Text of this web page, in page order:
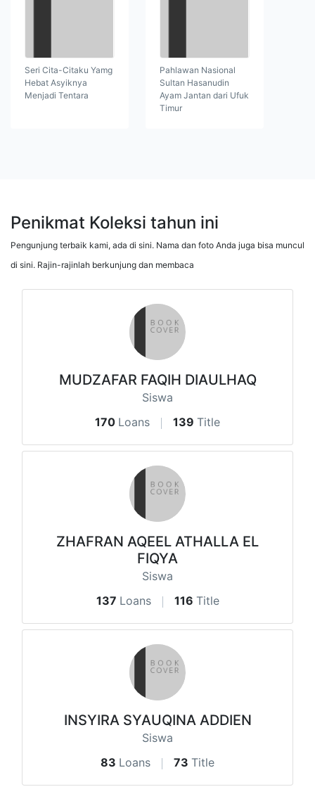
Seri Cita-Citaku Yamg
Hebat Asyiknya
Menjadi Tentara
Pahlawan Nasional
Sultan Hasanudin
Ayam Jantan dari Ufuk
Timur
Penikmat Koleksi tahun ini
Pengunjung terbaik kami, ada di sini. Nama dan foto Anda juga bisa muncul
di sini. Rajin-rajinlah berkunjung dan membaca
MUDZAFAR FAQIH DIAULHAQ
Siswa
170 Loans 139 Title
ZHAFRAN AQEEL ATHALLA EL
FIQYA
Siswa
137 Loans 116 Title
INSYIRA SYAUQINA ADDIEN
Siswa
83 Loans 73 Title